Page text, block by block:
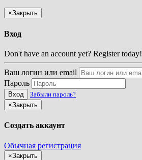
×Закрыть
Вход
Don't have an account yet? Register today!
Ваш логин или email
Пароль
Вход
Забыли пароль?
×Закрыть
Создать аккаунт
Обычная регистрация
×Закрыть